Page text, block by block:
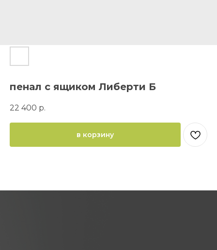
пенал с ящиком Либерти Б
22 400 р.
в корзину